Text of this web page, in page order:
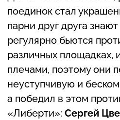
поединок стал
парни друг друга
регулярно бьются
различных площадках,
плечами, поэтому они
неуступчивую и
а победил в этом
«Либерти»: Сергей